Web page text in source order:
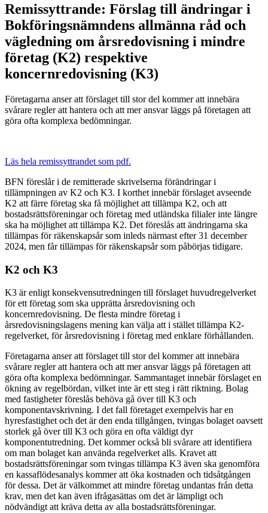
Remissyttrande: Förslag till ändringar i
Bokföringsnämndens allmänna råd och
vägledning om årsredovisning i mindre
företag (K2) respektive
koncernredovisning (K3)
Företagarna anser att förslaget till stor del kommer att innebära
svårare regler att hantera och att mer ansvar läggs på företagen att
göra ofta komplexa bedömningar.
Läs hela remissyttrandet som pdf.
BFN föreslår i de remitterade skrivelserna förändringar i
tillämpningen av K2 och K3. I korthet innebär förslaget avseende
K2 att färre företag ska få möjlighet att tillämpa K2, och att
bostadsrättsföreningar och företag med utländska filialer inte längre
ska ha möjlighet att tillämpa K2. Det föreslås att ändringarna ska
tillämpas för räkenskapsår som inleds närmast efter 31 december
2024, men får tillämpas för räkenskapsår som påbörjas tidigare.
K2 och K3
K3 är enligt konsekvensutredningen till förslaget huvudregelverket
för ett företag som ska upprätta årsredovisning och
koncernredovisning. De flesta mindre företag i
årsredovisningslagens mening kan välja att i stället tillämpa K2-
regelverket, för årsredovisning i företag med enklare förhållanden.
Företagarna anser att förslaget till stor del kommer att innebära
svårare regler att hantera och att mer ansvar läggs på företagen att
göra ofta komplexa bedömningar. Sammantaget innebär förslaget en
ökning av regelbördan, vilket inte är ett steg i rätt riktning. Bolag
med fastigheter föreslås behöva gå över till K3 och
komponentavskrivning. I det fall företaget exempelvis har en
hyresfastighet och det är den enda tillgången, tvingas bolaget oavsett
storlek gå över till K3 och göra en ofta väldigt dyr
komponentutredning. Det kommer också bli svårare att identifiera
om man bolaget kan använda regelverket alls. Kravet att
bostadsrättsföreningar som tvingas tillämpa K3 även ska genomföra
en kassaflödesanalys kommer att öka kostnaden och tidsåtgången
för dessa. Det är välkommet att mindre företag undantas från detta
krav, men det kan även ifrågasättas om det är lämpligt och
nödvändigt att kräva detta av alla bostadsrättsföreningar.